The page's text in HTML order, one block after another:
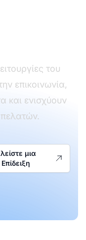
του
επικοινωνία,
και ενισχύουν
μια
Επίδειξη